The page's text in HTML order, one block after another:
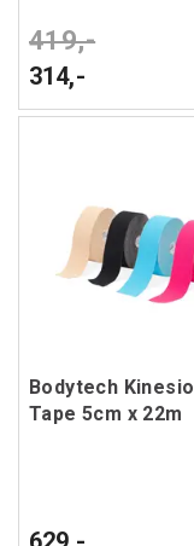
419,-
314,-
Bodytech
Tape 5cm x 22m